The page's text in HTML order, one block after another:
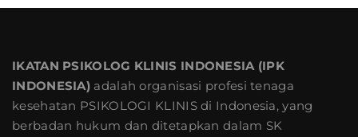
IKATAN PSIKOLOG KLINIS INDONESIA (IPK
INDONESIA) adalah organisasi profesi tenaga
kesehatan PSIKOLOGI KLINIS di Indonesia, yang
berbadan hukum dan ditetapkan dalam SK